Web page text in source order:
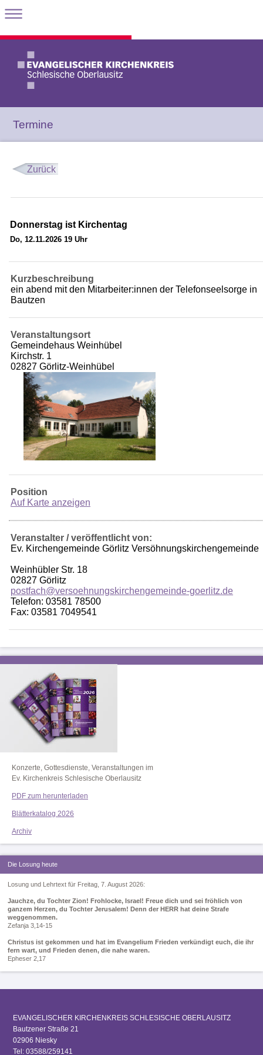
Termine
Zurück
Donnerstag ist Kirchentag
Do, 12.11.2026 19 Uhr
Kurzbeschreibung
ein abend mit den Mitarbeiter:innen der Telefonseelsorge in
Bautzen
Veranstaltungsort
Gemeindehaus Weinhübel
Kirchstr. 1
02827 Görlitz-Weinhübel
Position
Auf Karte anzeigen
Veranstalter / veröffentlicht von:
Ev. Kirchengemeinde Görlitz Versöhnungskirchengemeinde
Weinhübler Str. 18
02827 Görlitz
postfach@versoehnungskirchengemeinde-goerlitz.de
Telefon: 03581 78500
Fax: 03581 7049541
Konzerte, Gottesdienste, Veranstaltungen im
Ev. Kirchenkreis Schlesische Oberlausitz
PDF zum herunterladen
Blätterkatalog 2026
Archiv
Die Losung heute
Losung und Lehrtext für Freitag, 7. August 2026:
Jauchze, du Tochter Zion! Frohlocke, Israel! Freue dich und sei fröhlich von
ganzem Herzen, du Tochter Jerusalem! Denn der HERR hat deine Strafe
weggenommen.
Zefanja 3,14-15
Christus ist gekommen und hat im Evangelium Frieden verkündigt euch, die ihr
fern wart, und Frieden denen, die nahe waren.
Epheser 2,17
EVANGELISCHER KIRCHENKREIS SCHLESISCHE OBERLAUSITZ
Bautzener Straße 21
02906 Niesky
Tel: 03588/259141